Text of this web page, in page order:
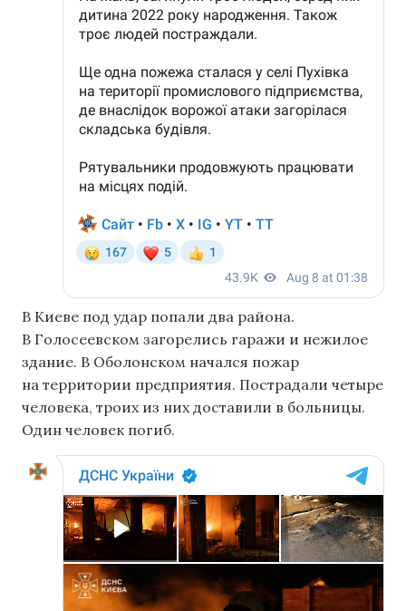
В Киеве под удар попали два района.
В Голосеевском загорелись гаражи и нежилое
здание. В Оболонском начался пожар
на территории предприятия. Пострадали четыре
человека, троих из них доставили в больницы.
Один человек погиб.